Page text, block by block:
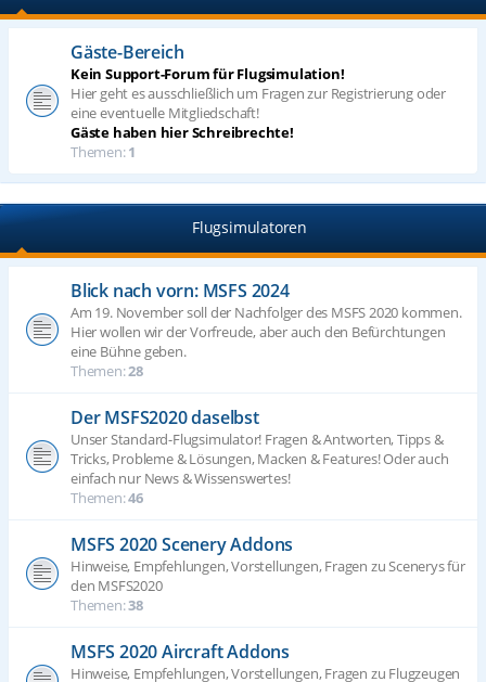
Gäste-Bereich
Kein Support-Forum für Flugsimulation!
Hier geht es ausschließlich um Fragen zur Registrierung oder
eine eventuelle Mitgliedschaft!
Gäste haben hier Schreibrechte!
Themen:1
Flugsimulatoren
Blick nach vorn: MSFS 2024
Am 19. November soll der Nachfolger des MSFS 2020 kommen.
Hier wollen wir der Vorfreude, aber auch den Befürchtungen
eine Bühne geben.
Themen:28
Der MSFS2020 daselbst
Unser Standard-Flugsimulator! Fragen & Antworten, Tipps &
Tricks, Probleme & Lösungen, Macken & Features! Oder auch
einfach nur News & Wissenswertes!
Themen:46
MSFS 2020 Scenery Addons
Hinweise, Empfehlungen, Vorstellungen, Fragen zu Scenerys für
den MSFS2020
Themen:38
MSFS 2020 Aircraft Addons
Hinweise, Empfehlungen, Vorstellungen, Fragen zu Flugzeugen